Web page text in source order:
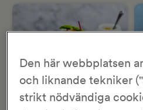
Namn
Den här webbplatsen
och liknande tekniker
strikt nödvändiga